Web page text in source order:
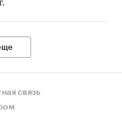
связь